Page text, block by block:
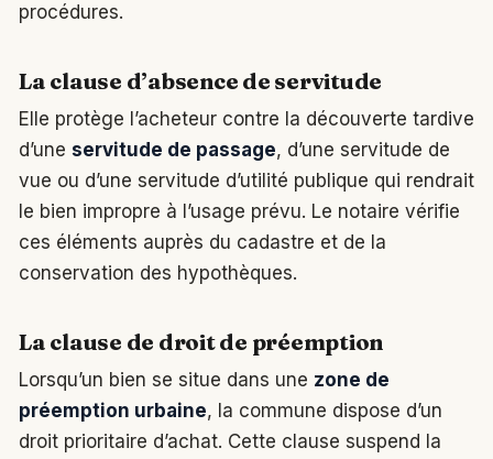
procédures.
La clause d’absence de servitude
Elle protège l’acheteur contre la découverte tardive
d’une servitude de passage, d’une servitude de
vue ou d’une servitude d’utilité publique qui rendrait
le bien impropre à l’usage prévu. Le notaire vérifie
ces éléments auprès du cadastre et de la
conservation des hypothèques.
La clause de droit de préemption
Lorsqu’un bien se situe dans une zone de
préemption urbaine, la commune dispose d’un
droit prioritaire d’achat. Cette clause suspend la